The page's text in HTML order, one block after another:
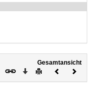
Gesamtansicht
Download
DruckenVorheriges